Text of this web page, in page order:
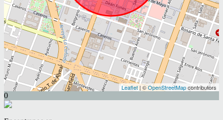
Leaflet | ©OpenStreetMapcontributors
0